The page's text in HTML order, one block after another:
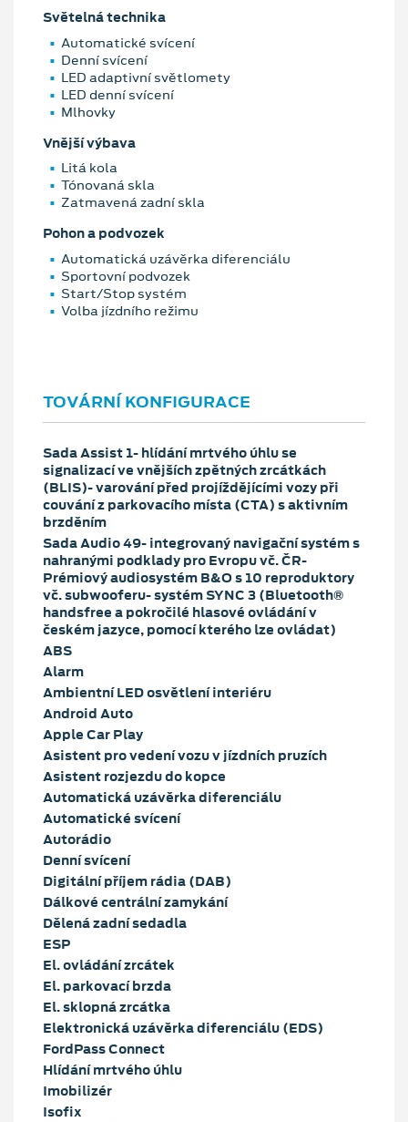
Světelná technika
Automatické svícení
Denní svícení
LED adaptivní světlomety
LED denní svícení
Mlhovky
Vnější výbava
Litá kola
Tónovaná skla
Zatmavená zadní skla
Pohon a podvozek
Automatická uzávěrka diferenciálu
Sportovní podvozek
Start/Stop systém
Volba jízdního režimu
TOVÁRNÍ KONFIGURACE
Sada Assist 1- hlídání mrtvého úhlu se
signalizací ve vnějších zpětných zrcátkách
(BLIS)- varování před projíždějícími vozy při
couvání z parkovacího místa (CTA) s aktivním
brzděním
Sada Audio 49- integrovaný navigační systém s
nahranými podklady pro Evropu vč. ČR-
Prémiový audiosystém B&O s 10 reproduktory
vč. subwooferu- systém SYNC 3 (Bluetooth®
handsfree a pokročilé hlasové ovládání v
českém jazyce, pomocí kterého lze ovládat)
ABS
Alarm
Ambientní LED osvětlení interiéru
Android Auto
Apple Car Play
Asistent pro vedení vozu v jízdních pruzích
Asistent rozjezdu do kopce
Automatická uzávěrka diferenciálu
Automatické svícení
Autorádio
Denní svícení
Digitální příjem rádia (DAB)
Dálkové centrální zamykání
Dělená zadní sedadla
ESP
El. ovládání zrcátek
El. parkovací brzda
El. sklopná zrcátka
Elektronická uzávěrka diferenciálu (EDS)
FordPass Connect
Hlídání mrtvého úhlu
Imobilizér
Isofix